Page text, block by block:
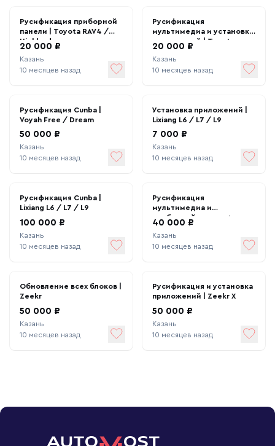
Русификация приборной
панели | Toyota RAV4 /
Highlander
20 000 ₽
Казань
10 месяцев назад
Русификация
мультимедиа и установка
приложений | Toyota
20 000 ₽
Казань
10 месяцев назад
Русификация Cunba |
Voyah Free / Dream
50 000 ₽
Казань
10 месяцев назад
Установка приложений |
Lixiang L6 / L7 / L9
7 000 ₽
Казань
10 месяцев назад
Русификация Cunba |
Lixiang L6 / L7 / L9
100 000 ₽
Казань
10 месяцев назад
Русификация
мультимедиа и
приборной панели +
установка приложений |
Geely Monjaro / CoolRay
2025
40 000 ₽
Казань
10 месяцев назад
Обновление всех блоков |
Zeekr
50 000 ₽
Казань
10 месяцев назад
Русификация и установка
приложений | Zeekr X
50 000 ₽
Казань
10 месяцев назад